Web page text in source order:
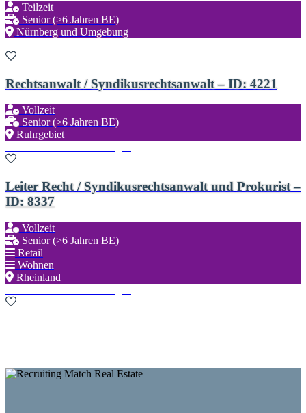
Teilzeit
Senior (>6 Jahren BE)
Nürnberg und Umgebung
Rechtsanwalt / Syndikusrechtsanwalt – ID: 4221
Vollzeit
Senior (>6 Jahren BE)
Ruhrgebiet
Leiter Recht / Syndikusrechtsanwalt und Prokurist –
ID: 8337
Vollzeit
Senior (>6 Jahren BE)
Retail
Wohnen
Rheinland